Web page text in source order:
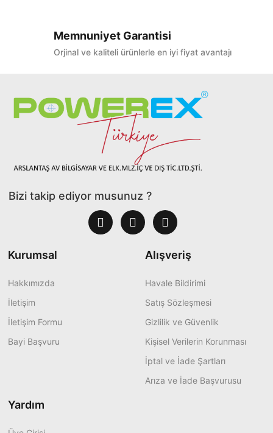
Memnuniyet Garantisi
Orjinal ve kaliteli ürünlerle en iyi fiyat avantajı
Bizi takip ediyor musunuz ?
Kurumsal
Hakkımızda
İletişim
İletişim Formu
Bayi Başvuru
Alışveriş
Havale Bildirimi
Satış Sözleşmesi
Gizlilik ve Güvenlik
Kişisel Verilerin Korunması
İptal ve İade Şartları
Arıza ve İade Başvurusu
Yardım